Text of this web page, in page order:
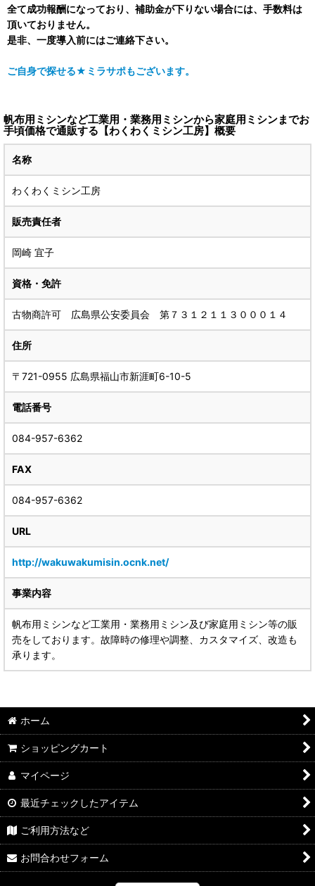
全て成功報酬になっており、補助金が下りない場合には、手数料は
頂いておりません。
是非、一度導入前にはご連絡下さい。
ご自身で探せる★ミラサポもございます。
帆布用ミシンなど工業用・業務用ミシンから家庭用ミシンまでお
手頃価格で通販する【わくわくミシン工房】概要
名称
わくわくミシン工房
販売責任者
岡崎 宜子
資格・免許
古物商許可 広島県公安委員会 第７３１２１１３０００１４
住所
〒721-0955 広島県福山市新涯町6-10-5
電話番号
084-957-6362
FAX
084-957-6362
URL
http://wakuwakumisin.ocnk.net/
事業内容
帆布用ミシンなど工業用・業務用ミシン及び家庭用ミシン等の販
売をしております。故障時の修理や調整、カスタマイズ、改造も
承ります。
ホーム
ショッピングカート
マイページ
最近チェックしたアイテム
ご利用方法など
お問合わせフォーム